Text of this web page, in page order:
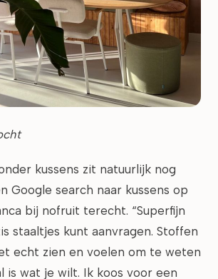
kussens zit natuurlijk nog
Google search naar kussens op
bij nofruit terecht. “Superfijn
staaltjes kunt aanvragen. Stoffen
echt zien en voelen om te weten
is wat je wilt. Ik koos voor een